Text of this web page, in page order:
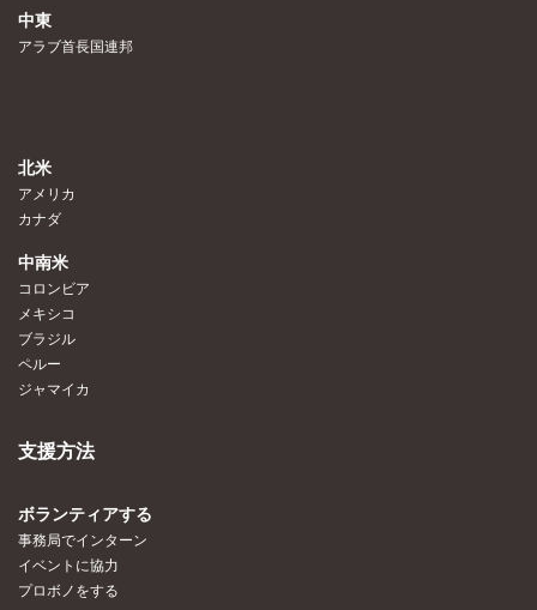
中東
アラブ首長国連邦
北米
アメリカ
カナダ
中南米
コロンビア
メキシコ
ブラジル
ペルー
ジャマイカ
支援方法
ボランティアする
事務局でインターン
イベントに協力
プロボノをする